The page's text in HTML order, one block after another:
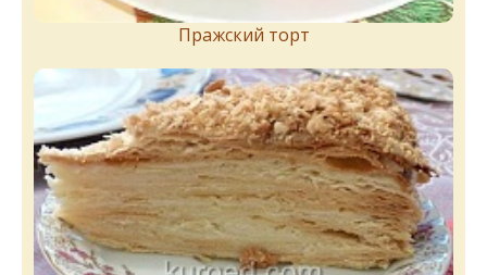
Пражский торт